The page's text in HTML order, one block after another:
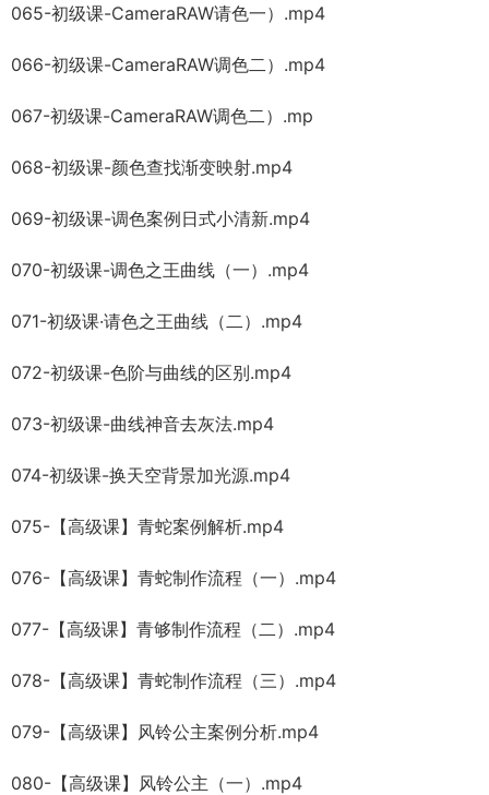
065-初级课-CameraRAW请色一）.mp4
066-初级课-CameraRAW调色二）.mp4
067-初级课-CameraRAW调色二）.mp
068-初级课-颜色查找渐变映射.mp4
069-初级课-调色案例日式小清新.mp4
070-初级课-调色之王曲线（一）.mp4
071-初级课·请色之王曲线（二）.mp4
072-初级课-色阶与曲线的区别.mp4
073-初级课-曲线神音去灰法.mp4
074-初级课-换天空背景加光源.mp4
075-【高级课】青蛇案例解析.mp4
076-【高级课】青蛇制作流程（一）.mp4
077-【高级课】青够制作流程（二）.mp4
078-【高级课】青蛇制作流程（三）.mp4
079-【高级课】风铃公主案例分析.mp4
080-【高级课】风铃公主（一）.mp4